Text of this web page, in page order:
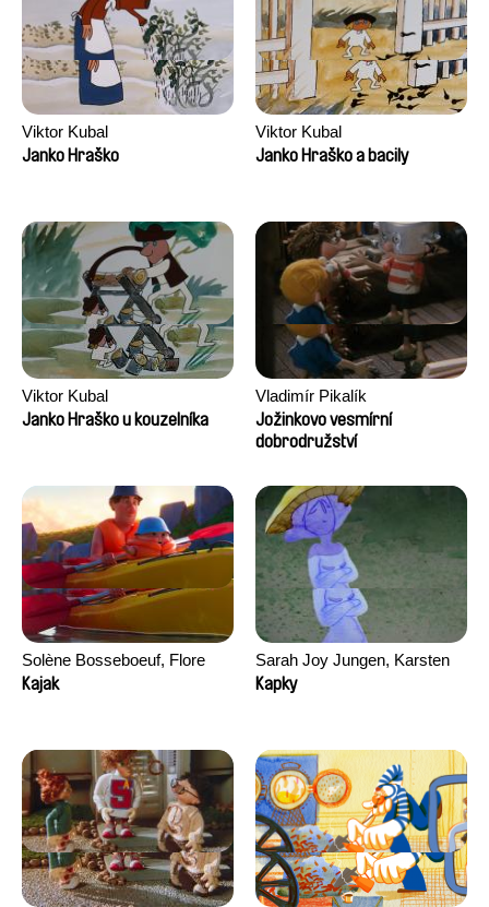
Viktor Kubal
Janko Hraško
Viktor Kubal
Janko Hraško a bacily
Viktor Kubal
Janko Hraško u kouzelníka
Vladimír Pikalík
Jožinkovo vesmírní
dobrodružství
Solène Bosseboeuf, Flore
Dechorgnat, Tiphaine Klein,
Kajak
Sarah Joy Jungen, Karsten
Kjærulf-Hoop
Kapky